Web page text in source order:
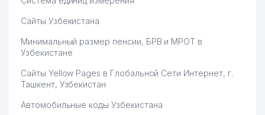
Сайты Узбекистана
Минимальный размер пенсии, БРВ и МРОТ в
Узбекистане
Сайты Yellow Pages в Глобальной Сети Интернет, г.
Ташкент, Узбекистан
Автомобильные коды Узбекистана